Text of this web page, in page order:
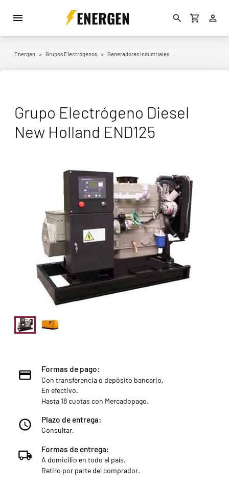
ENERGEN
Energen » Grupos Electrógenos » Generadores Industriales
Grupo Electrógeno Diesel
New Holland END125
Formas de pago:
Con transferencia o depósito bancario.
En efectivo.
Hasta 18 cuotas con Mercadopago.
Plazo de entrega:
Consultar.
Formas de entrega:
A domicilio en todo el país.
Retiro por parte del comprador.